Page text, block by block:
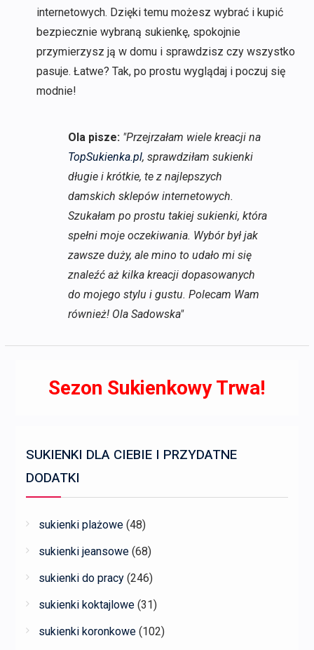
internetowych. Dzięki temu możesz wybrać i kupić
bezpiecznie wybraną sukienkę, spokojnie
przymierzysz ją w domu i sprawdzisz czy wszystko
pasuje. Łatwe? Tak, po prostu wyglądaj i poczuj się
modnie!
Ola pisze: "Przejrzałam wiele kreacji na
TopSukienka.pl, sprawdziłam sukienki
długie i krótkie, te z najlepszych
damskich sklepów internetowych.
Szukałam po prostu takiej sukienki, która
spełni moje oczekiwania. Wybór był jak
zawsze duży, ale mino to udało mi się
znaleźć aż kilka kreacji dopasowanych
do mojego stylu i gustu. Polecam Wam
również! Ola Sadowska"
Sezon Sukienkowy Trwa!
SUKIENKI DLA CIEBIE I PRZYDATNE
DODATKI
sukienki plażowe (48)
sukienki jeansowe (68)
sukienki do pracy (246)
sukienki koktajlowe (31)
sukienki koronkowe (102)